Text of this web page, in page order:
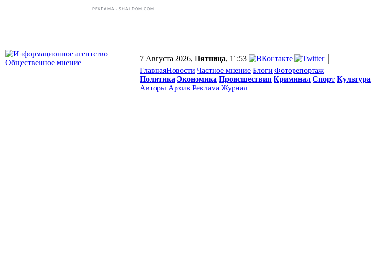
РЕКЛАМА • SHALDOM.COM
7 Августа 2026, Пятница, 11:53
ГлавнаяНовости Частное мнение Блоги Фоторепортаж
Политика Экономика Происшествия Криминал Спорт Культура
Авторы Архив Реклама Журнал